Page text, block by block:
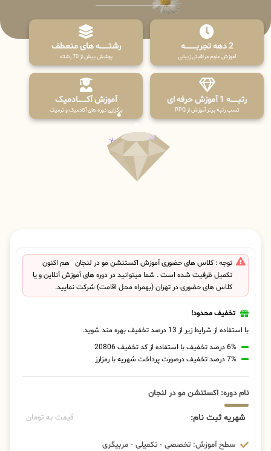
2 دهه تجربـــــــــه
آموزش علوم مراقبتی زیبایی
رشتـــــــه های منعطف
پوشش بیش از 70 رشته
رتبــــــه 1 آموزش حرفه ای
کسب رتبه برتر آموزش از PPQ
آموزش آکـــــــادمیک
برگزاری دوره های آکادمیک و ترمیک
توجه : کلاس های حضوری آموزش اکستنشن مو در لنجان هم اکنون
تکمیل ظرفیت شده است . شما میتوانید در دوره های آموزش آنلاین و یا
کلاس های حضوری در تهران (بهمراه محل اقامت) شرکت نمایید.
تخفیف محدود!
با استفاده از شرایط زیر از 13 درصد تخفیف بهره مند شوید.
6% درصد تخفیف با استفاده از کد تخفیف 20806
7% درصد تخفیف درصورت پرداخت شهریه با رمزارز
نام دوره: اکستنشن مو در لنجان
شهریه ثبت نام: قیمت به تومان
سطح آموزش: تخصصی - تکمیلی - مربیگری